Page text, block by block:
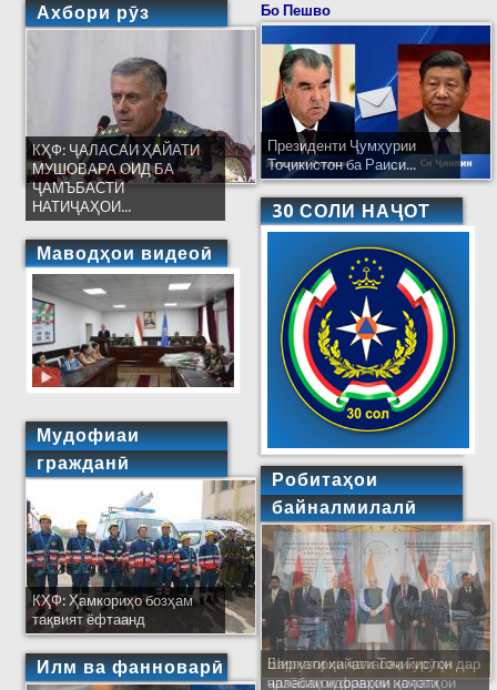
Ахбори рӯз
КҲФ: ҶАЛАСАИ ҲАЙАТИ
МУШОВАРА ОИД БА
ҶАМЪБАСТИ
НАТИҶАҲОИ...
Маводҳои видеоӣ
Мудофиаи
гражданӣ
КҲФ: Ҳамкориҳо бозҳам
тақвият ёфтаанд
Илм ва фанноварӣ
Бо Пешво
Президенти Ҷумҳурии
Тоҷикистон ба Раиси...
30 СОЛИ НАҶОТ
Робитаҳои
байналмилалӣ
Баргузории ҷаласаи Гурӯҳи
арзёбиҳои фаврии ҳолатҳои
Ширкати ҳайати Тоҷикистон дар
ҷаласаи идораҳои наҷоти